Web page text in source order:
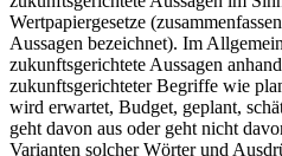
Wertpapiergesetze
Aussagen bezeichnet). Im
zukunftsgerichtete Aussagen
zukunftsgerichteter Begriffe wie
wird erwartet, Budget, geplant,
geht davon aus oder geht nicht
Varianten solcher Wörter und